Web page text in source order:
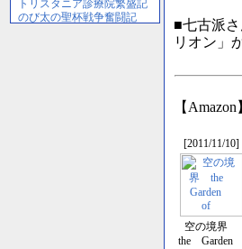
■七古派
リオン」
【Amazon】
[2011/11/10]
空の境界
the Garden